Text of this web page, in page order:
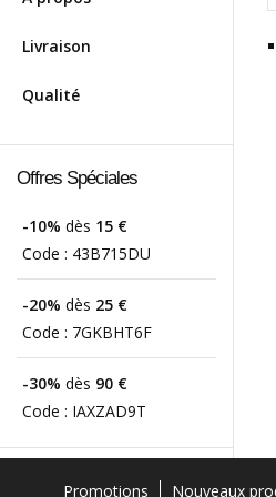
Livraison
Qualité
Offres Spéciales
-10% dès 15 €
Code : 43B715DU
-20% dès 25 €
Code : 7GKBHT6F
-30% dès 90 €
Code : IAXZAD9T
Promotions Nouveaux